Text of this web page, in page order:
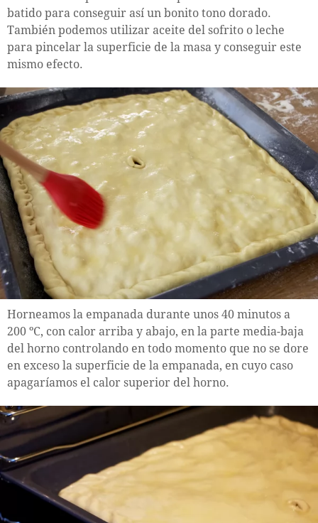
batido para conseguir así un bonito tono dorado.
También podemos utilizar aceite del sofrito o leche
para pincelar la superficie de la masa y conseguir este
mismo efecto.
Horneamos la empanada durante unos 40 minutos a
200 ºC, con calor arriba y abajo, en la parte media-baja
del horno controlando en todo momento que no se dore
en exceso la superficie de la empanada, en cuyo caso
apagaríamos el calor superior del horno.